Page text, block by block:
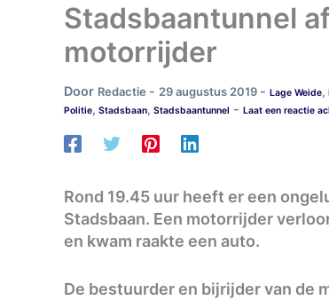
Stadsbaantunnel
motorrijder
Door Redactie - 29 augustus 2019 - Lage Weide,
Politie, Stadsbaan, Stadsbaantunnel - Laat een reactie
Rond 19.45 uur heeft er een
Stadsbaan. Een motorrijder
en kwam raakte een auto.
De bestuurder en bijrijder van de